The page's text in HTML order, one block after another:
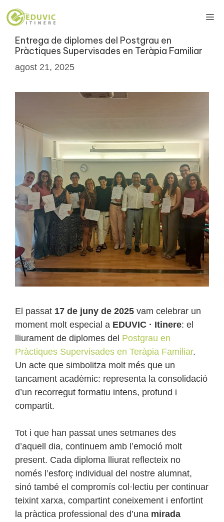
Entrega de diplomes del Postgrau en
Pràctiques Supervisades en Teràpia Familiar
agost 21, 2025
El passat 17 de juny de 2025 vam celebrar un
moment molt especial a EDUVIC · Itinere: el
lliurament de diplomes del Postgrau en
Pràctiques Supervisades en Teràpia Familiar.
Un acte que simbolitza molt més que un
tancament acadèmic: representa la consolidació
d’un recorregut formatiu intens, profund i
compartit.
Tot i que han passat unes setmanes des
d’aquell dia, continuem amb l’emoció molt
present. Cada diploma lliurat reflecteix no
només l’esforç individual del nostre alumnat,
sinó també el compromís col·lectiu per continuar
teixint xarxa, compartint coneixement i enfortint
la pràctica professional des d’una mirada